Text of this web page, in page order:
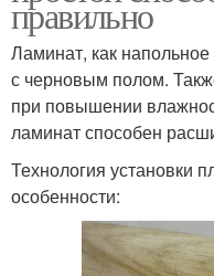
правильно
Ламинат, как
с черновым полом.
при повышении
ламинат способен
Технология установки
особенности: